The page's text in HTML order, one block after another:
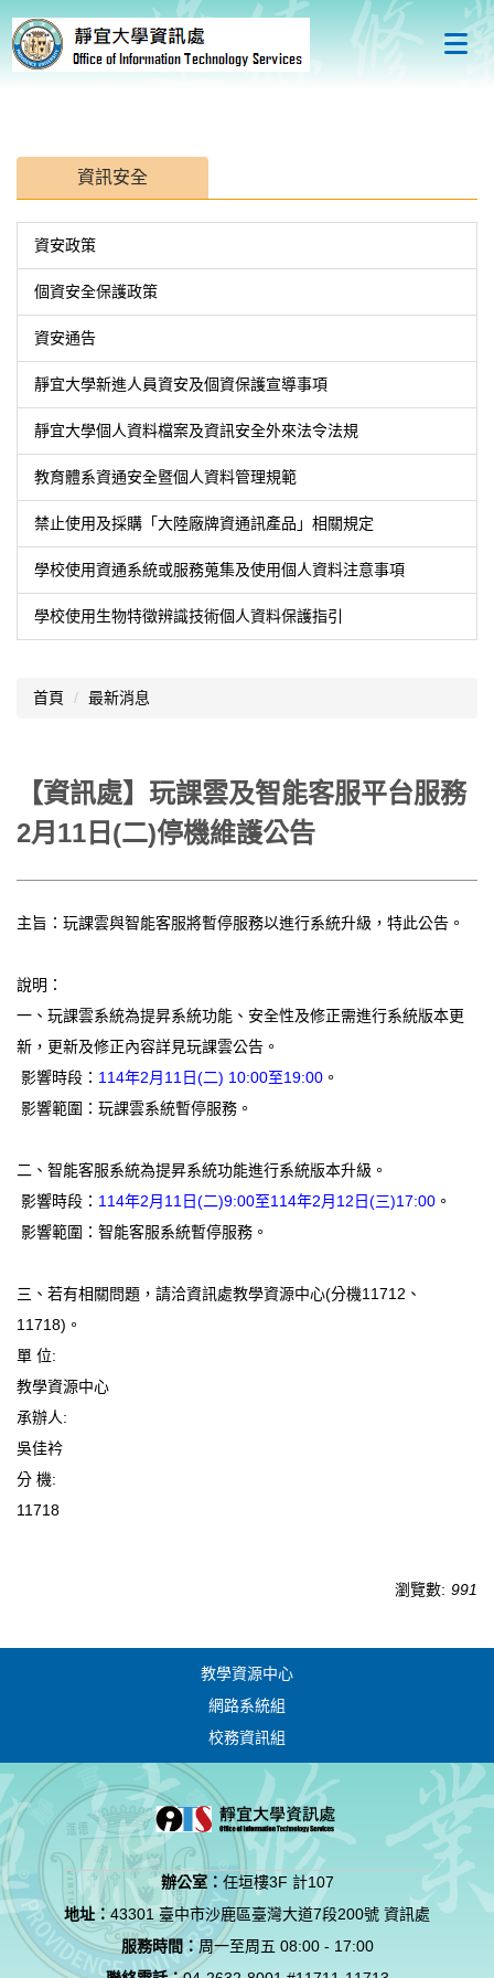
跳
到
主
區
資訊安全
資安政策
個資安全保護政策
資安通告
靜宜大學新進人員資安及個資保護宣導事項
靜宜大學個人資料檔案及資訊安全外來法令法規
教育體系資通安全暨個人資料管理規範
禁止使用及採購「大陸廠牌資通訊產品」相關規定
學校使用資通系統或服務蒐集及使用個人資料注意事項
學校使用生物特徵辨識技術個人資料保護指引
首頁 最新消息
【資訊處】玩課雲及智能客服平台服務
2月11日(二)停機維護公告
主旨：玩課雲與智能客服將暫停服務以進行系統升級，特此公告。
說明：
一、玩課雲系統為提昇系統功能、安全性及修正需進行系統版本更
新，更新及修正內容詳見玩課雲公告。
影響時段： 114年2月11日(二) 10:00至19:00 。
影響範圍：玩課雲系統暫停服務。
二、智能客服系統為提昇系統功能進行系統版本升級。
影響時段： 114年2月11日(二)9:00至114年2月12日(三)17:00 。
影響範圍：智能客服系統暫停服務。
三、若有相關問題，請洽資訊處教學資源中心(分機11712、
11718)。
單 位:
教學資源中心
承辦人:
吳佳衿
分 機:
11718
瀏覽數: 991
教學資源中心
網路系統組
校務資訊組
辦公室： 任垣樓3F 計107
地址：43301 臺中市沙鹿區臺灣大道7段200號 資訊處
服務時間：周一至周五 08:00 - 17:00